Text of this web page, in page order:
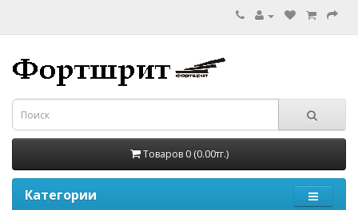
Товаров 0 (0.00тг.)
Категории